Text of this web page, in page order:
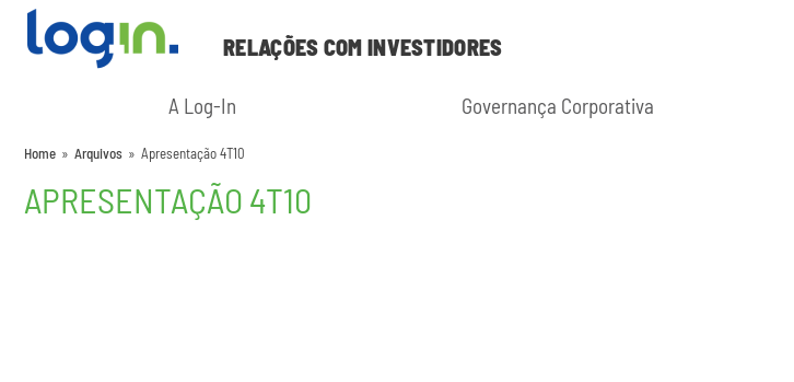
RELAÇÕES COM INVESTIDORES
A Log-In Governança Corporativa
Home » Arquivos » Apresentação 4T10
APRESENTAÇÃO 4T10